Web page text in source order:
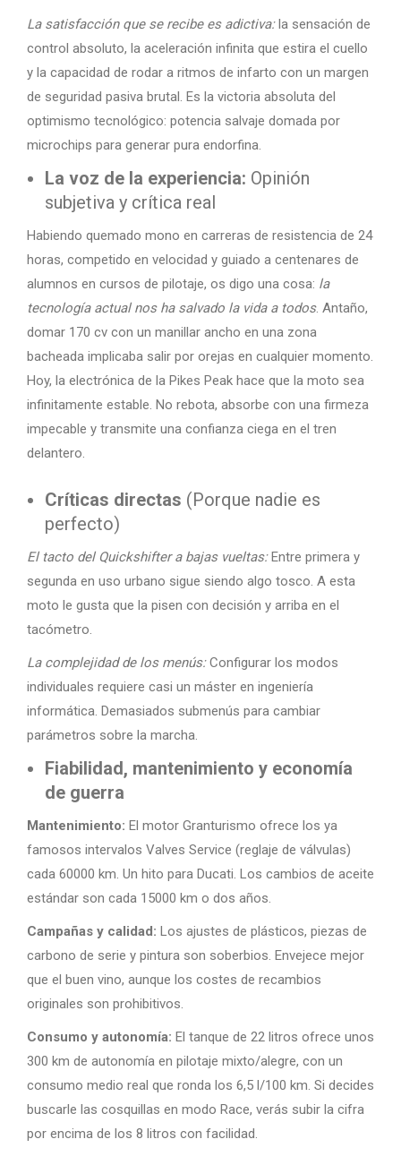
La satisfacción que se recibe es adictiva:la sensación de
control absoluto, la aceleración infinita que estira el cuello
y la capacidad de rodar a ritmos de infarto con un margen
de seguridad pasiva brutal. Es la victoria absoluta del
optimismo tecnológico: potencia salvaje domada por
microchips para generar pura endorfina.
La voz de la experiencia: Opinión
subjetiva y crítica real
Habiendo quemado mono en carreras de resistencia de 24
horas, competido en velocidad y guiado a centenares de
alumnos en cursos de pilotaje, os digo una cosa: la
tecnología actual nos ha salvado la vida a todos. Antaño,
domar 170 cv con un manillar ancho en una zona
bacheada implicaba salir por orejas en cualquier momento.
Hoy, la electrónica de la Pikes Peak hace que la moto sea
infinitamente estable. No rebota, absorbe con una firmeza
impecable y transmite una confianza ciega en el tren
delantero.
Críticas directas (Porque nadie es
perfecto)
El tacto del Quickshifter a bajas vueltas:Entre primera y
segunda en uso urbano sigue siendo algo tosco. A esta
moto le gusta que la pisen con decisión y arriba en el
tacómetro.
La complejidad de los menús:Configurar los modos
individuales requiere casi un máster en ingeniería
informática. Demasiados submenús para cambiar
parámetros sobre la marcha.
Fiabilidad, mantenimiento y economía
de guerra
Mantenimiento: El motor Granturismo ofrece los ya
famosos intervalos Valves Service (reglaje de válvulas)
cada 60000 km. Un hito para Ducati. Los cambios de aceite
estándar son cada 15000 km o dos años.
Campañas y calidad: Los ajustes de plásticos, piezas de
carbono de serie y pintura son soberbios. Envejece mejor
que el buen vino, aunque los costes de recambios
originales son prohibitivos.
Consumo y autonomía: El tanque de 22 litros ofrece unos
300 km de autonomía en pilotaje mixto/alegre, con un
consumo medio real que ronda los 6,5 l/100 km. Si decides
buscarle las cosquillas en modo Race, verás subir la cifra
por encima de los 8 litros con facilidad.